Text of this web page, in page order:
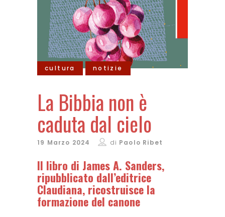
cultura notizie
La Bibbia non è
caduta dal cielo
19 Marzo 2024 di Paolo Ribet
Il libro di James A. Sanders,
ripubblicato dall’editrice
Claudiana, ricostruisce la
formazione del canone